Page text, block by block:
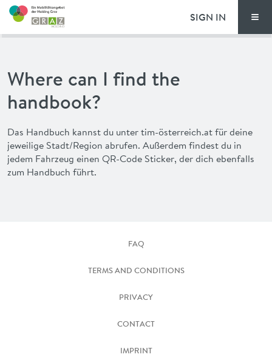
ADVANTAGES
SIGN IN
Where can I find the
handbook?
Das Handbuch kannst du unter tim-österreich.at für deine
jeweilige Stadt/Region abrufen. Außerdem findest du in
jedem Fahrzeug einen QR-Code Sticker, der dich ebenfalls
zum Handbuch führt.
FAQ
TERMS AND CONDITIONS
PRIVACY
CONTACT
IMPRINT